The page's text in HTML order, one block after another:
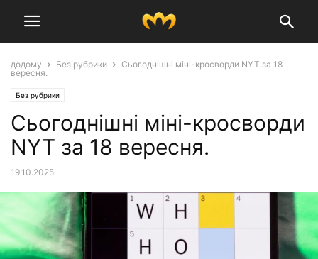
додому Без рубрики
Сьогоднішні міні-кросворди NYT за 18
вересня.
Без рубрики
Сьогоднішні міні-кросворди
NYT за 18 вересня.
19.10.2025